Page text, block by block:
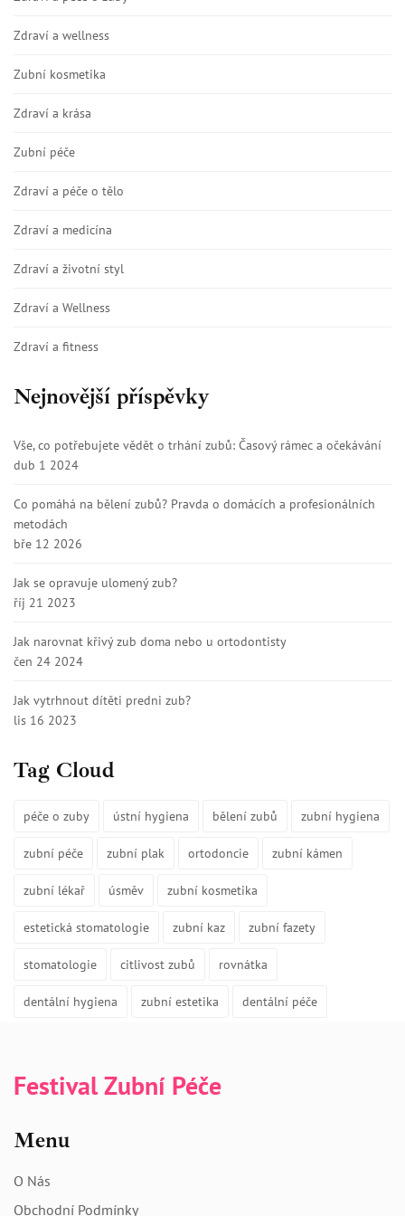
Zdraví a wellness
Zubní kosmetika
Zdraví a krása
Zubní péče
Zdraví a péče o tělo
Zdraví a medicína
Zdraví a životní styl
Zdraví a Wellness
Zdraví a fitness
Nejnovější příspěvky
Vše, co potřebujete vědět o trhání zubů: Časový rámec a očekávání
dub 1 2024
Co pomáhá na bělení zubů? Pravda o domácích a profesionálních
metodách
bře 12 2026
Jak se opravuje ulomený zub?
říj 21 2023
Jak narovnat křivý zub doma nebo u ortodontisty
čen 24 2024
Jak vytrhnout dítěti predni zub?
lis 16 2023
Tag Cloud
péče o zuby ústní hygiena bělení zubů zubní hygiena
zubní péče zubní plak ortodoncie zubní kámen
zubní lékař úsměv zubní kosmetika
estetická stomatologie zubní kaz zubní fazety
stomatologie citlivost zubů rovnátka
dentální hygiena zubní estetika dentální péče
Festival Zubní Péče
Menu
O Nás
Obchodní Podmínky